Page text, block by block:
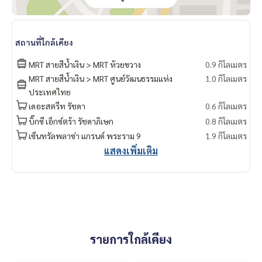
สถานที่ใกล้เคียง
MRT สายสีน้ำเงิน > MRT ห้วยขวาง
0.9 กิโลเมตร
MRT สายสีน้ำเงิน > MRT ศูนย์วัฒนธรรมแห่ง
ประเทศไทย
1.0 กิโลเมตร
เดอะสตรีท รัชดา
0.6 กิโลเมตร
บิ๊กซี เอ็กซ์ตร้า รัชดาภิเษก
0.8 กิโลเมตร
เซ็นทรัลพลาซ่า แกรนด์ พระราม 9
1.9 กิโลเมตร
แสดงเพิ่มเติม
รายการใกล้เคียง